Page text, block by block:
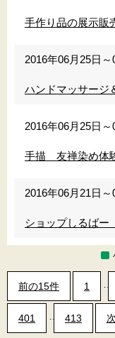
手作り品の展示
2016年06月25日～
ハンドマッサー
2016年06月25日～
手描 友禅染め体
2016年06月21日～
ショップしるば
前の15件 1 …
401 … 413